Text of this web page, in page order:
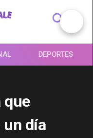
DEPORTES
que
día